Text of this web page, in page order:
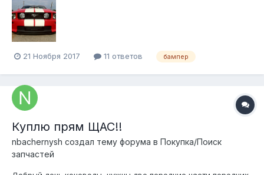
21 Ноября 2017 11 ответов бампер
Куплю прям ЩАС!!
nbachernysh создал тему форума в Покупка/Поиск
запчастей